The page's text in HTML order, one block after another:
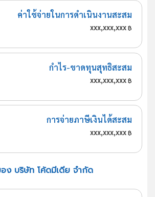
ค่าใช้จ่ายในการดำเนินงานสะสม
xxx,xxx,xxx฿
กำไร-ขาดทุนสุทธิสะสม
xxx,xxx,xxx฿
การจ่ายภาษีเงินได้สะสม
xxx,xxx,xxx฿
ง บริษัท โค้ดมีเดีย จำกัด